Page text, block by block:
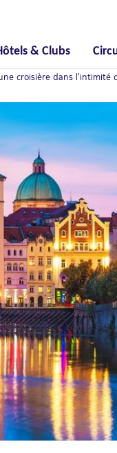
& Clubs
croisière dans l'intimité